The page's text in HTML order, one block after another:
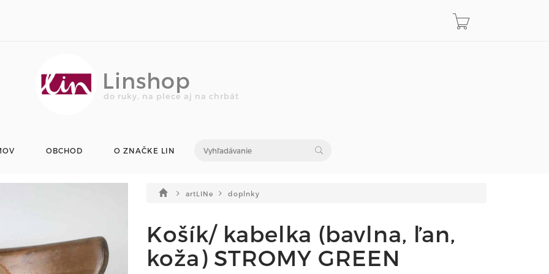
Linshop
do ruky, na plece aj na chrbát
OBCHOD O ZNAČKE LIN
artLINe doplnky
Košík/ kabelka (bavlna, ľan,
koža) STROMY GREEN